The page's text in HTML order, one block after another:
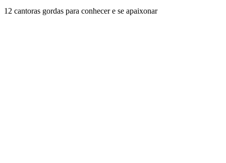
12 cantoras gordas para conhecer e se apaixonar